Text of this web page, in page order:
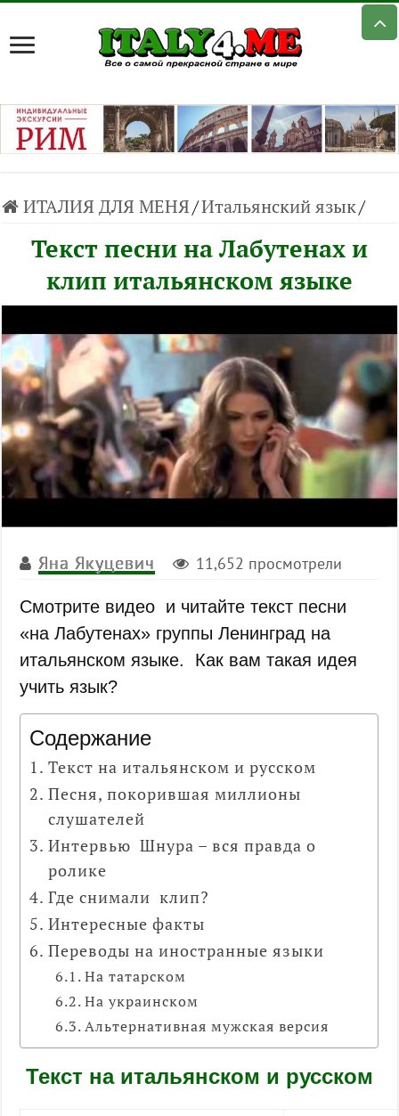
ИТАЛИЯ ДЛЯ МЕНЯ/Итальянский язык/
Текст песни на Лабутенах и
клип итальянском языке
Яна Якуцевич 11,652 просмотрели
Смотрите видео и читайте текст песни
«на Лабутенах» группы Ленинград на
итальянском языке. Как вам такая идея
учить язык?
Содержание
Текст на итальянском и русском
Песня, покорившая миллионы
слушателей
Интервью Шнура – вся правда о
ролике
Где снимали клип?
Интересные факты
Переводы на иностранные языки
На татарском
На украинском
Альтернативная мужская версия
Текст на итальянском и русском